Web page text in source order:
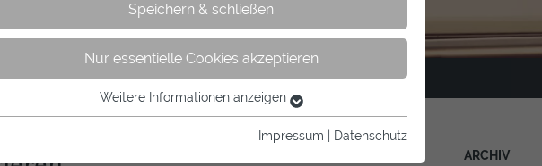
ARCHIV
Speichern & schließen
Nur essentielle Cookies akzeptieren
Essentielle Cookies werden für grundlegende Funktionen der
Weitere Informationen anzeigen
Impressum Datenschutz